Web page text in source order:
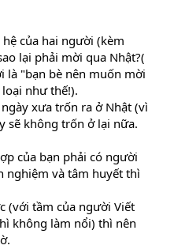
của hai người (kèm
lại phải mời qua Nhật?(
là "bạn bè nên muốn mời
như thế!).
xưa trốn ra ở Nhật (vì
sẽ không trốn ở lại nữa.
của bạn phải có người
nghiệm và tâm huyết thì
(với tầm của người Viết
không làm nổi) thì nên